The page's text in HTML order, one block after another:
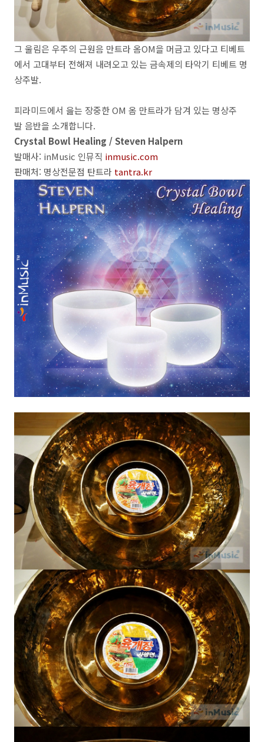
그 울림은 우주의 근원음 만트라 옴OM을 머금고 있다고 티베트
에서 고대부터 전해져 내려오고 있는 금속제의 타악기 티베트 명
상주발.
피라미드에서 읊는 장중한 OM 옴 만트라가 담겨 있는 명상주
발 음반을 소개합니다.
Crystal Bowl Healing / Steven Halpern
발매사: inMusic 인뮤직 inmusic.com
판매처: 명상전문점 탄트라 tantra.kr